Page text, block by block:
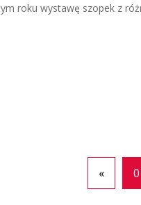
roku wystawę szopek z
«